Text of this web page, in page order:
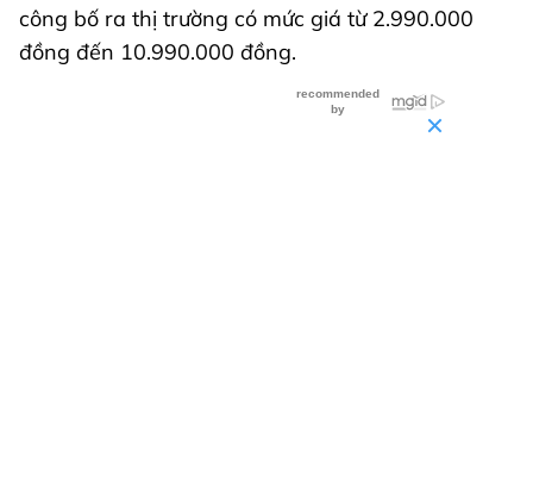
công bố ra thị trường có mức giá từ 2.990.000
đồng đến 10.990.000 đồng.